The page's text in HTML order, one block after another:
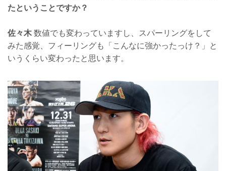
たということですか？
佐々木 数値でも変わっていますし、スパーリングをして
みた感覚、フィーリングも「こんなに強かったっけ？」と
いうくらい変わったと思います。